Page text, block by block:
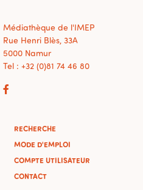
Médiathèque de l'IMEP
Rue Henri Blès, 33A
5000 Namur
Tel : +32 (0)81 74 46 80
RECHERCHE
MODE D'EMPLOI
COMPTE UTILISATEUR
CONTACT